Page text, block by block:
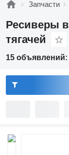
Запчасти
Ресиверы
тягачей
15 объявлений: